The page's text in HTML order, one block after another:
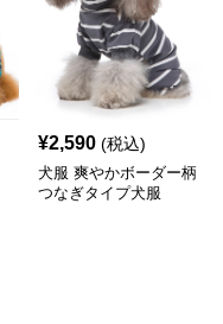
¥2,590 (税込)
犬服 爽やかボーダー柄
つなぎタイプ犬服